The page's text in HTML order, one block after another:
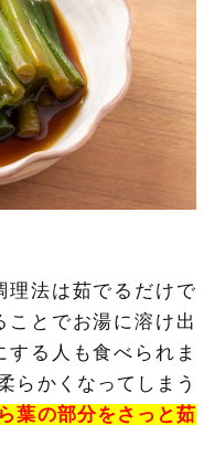
理法は茹でるだけで
とでお湯に溶け出
る人も食べられま
らかくなってしまう
葉の部分をさっと茹